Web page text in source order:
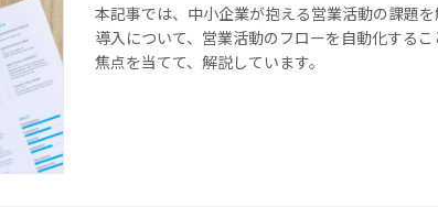
本記事では、中小企業が抱える営業活動の課題
導入について、営業活動のフローを自動化する
焦点を当てて、解説しています。